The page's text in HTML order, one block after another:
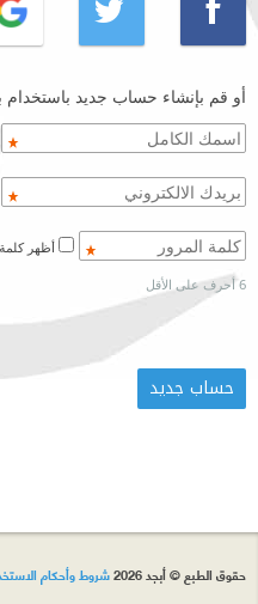
أو قم بإنشاء حساب جديد باستخدام
6 أحرف على الأقل
حقوق الطبع © أبجد 2026 شروط وأحكام